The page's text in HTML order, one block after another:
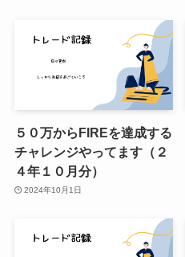
５０万からFIREを達成する
チャレンジやってます（２
４年１０月分）
2024年10月1日